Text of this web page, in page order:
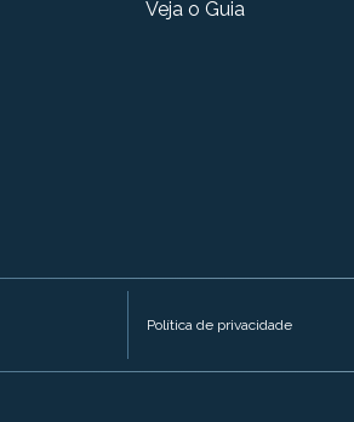
Veja o Guia
Política de privacidade